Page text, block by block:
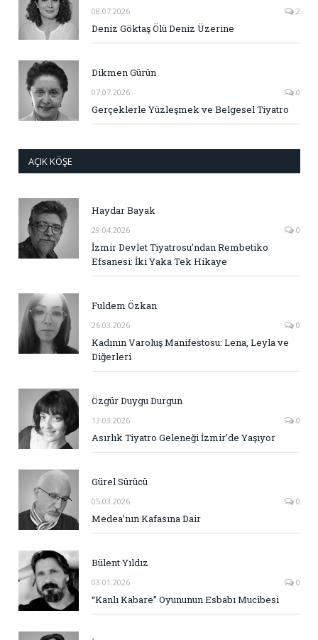
08.07.2026 2
Deniz Göktaş Ölü Deniz Üzerine
Dikmen Gürün
07.07.2026 0
Gerçeklerle Yüzleşmek ve Belgesel Tiyatro
AÇIK KÖŞE
Haydar Bayak
29.04.2026 0
İzmir Devlet Tiyatrosu’ndan Rembetiko
Efsanesi: İki Yaka Tek Hikaye
Fuldem Özkan
26.03.2026 0
Kadının Varoluş Manifestosu: Lena, Leyla ve
Diğerleri
Özgür Duygu Durgun
13.03.2026 0
Asırlık Tiyatro Geleneği İzmir’de Yaşıyor
Gürel Sürücü
05.03.2026 0
Medea’nın Kafasına Dair
Bülent Yıldız
03.01.2026 0
“Kanlı Kabare” Oyununun Esbabı Mucibesi